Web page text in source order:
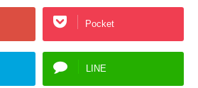
Pocket
LINE